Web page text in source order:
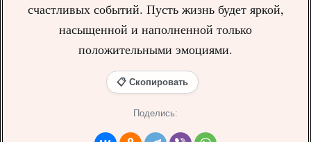
счастливых событий. Пусть жизнь будет яркой,
насыщенной и наполненной только
положительными эмоциями.
📋 Скопировать
Поделись: